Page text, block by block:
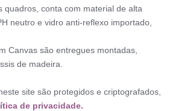
quadros, conta com material de alta
neutro e vidro anti-reflexo importado,
Canvas são entregues montadas,
de madeira.
site são protegidos e criptografados,
de privacidade.